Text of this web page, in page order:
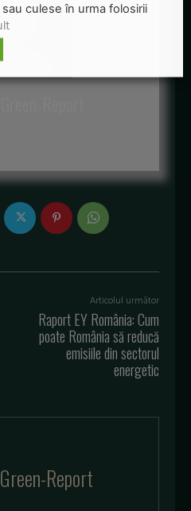
Articolul următor
Raport EY România: Cum
poate România să reducă
emisiile din sectorul
energetic
Report
culese în urma folosirii